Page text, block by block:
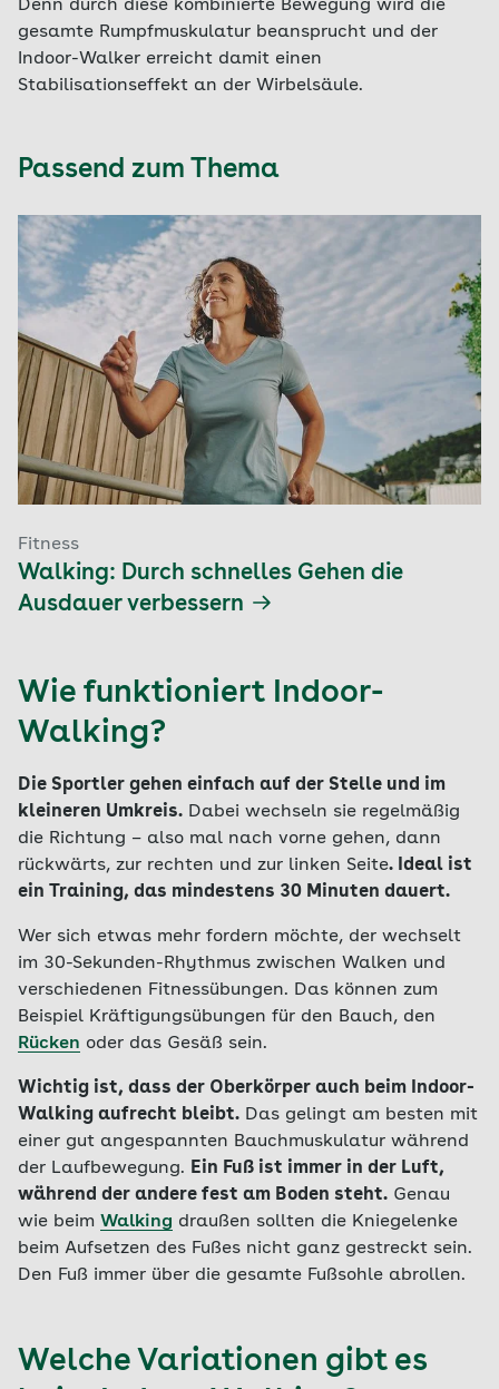
Denn durch diese kombinierte Bewegung wird die
gesamte Rumpfmuskulatur beansprucht und der
Indoor-Walker erreicht damit einen
Stabilisationseffekt an der Wirbelsäule.
Passend zum Thema
Fitness
Walking: Durch schnelles Gehen die
Ausdauer verbessern
Wie funktioniert Indoor-
Walking?
Die Sportler gehen einfach auf der Stelle und im
kleineren Umkreis. Dabei wechseln sie regelmäßig
die Richtung – also mal nach vorne gehen, dann
rückwärts, zur rechten und zur linken Seite. Ideal ist
ein Training, das mindestens 30 Minuten dauert.
Wer sich etwas mehr fordern möchte, der wechselt
im 30-Sekunden-Rhythmus zwischen Walken und
verschiedenen Fitnessübungen. Das können zum
Beispiel Kräftigungsübungen für den Bauch, den
Rücken oder das Gesäß sein.
Wichtig ist, dass der Oberkörper auch beim Indoor-
Walking aufrecht bleibt. Das gelingt am besten mit
einer gut angespannten Bauchmuskulatur während
der Laufbewegung. Ein Fuß ist immer in der Luft,
während der andere fest am Boden steht. Genau
wie beim Walking draußen sollten die Kniegelenke
beim Aufsetzen des Fußes nicht ganz gestreckt sein.
Den Fuß immer über die gesamte Fußsohle abrollen.
Welche Variationen gibt es